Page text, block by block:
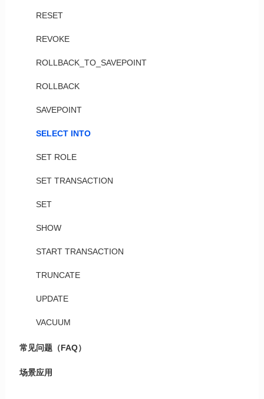
RESET
REVOKE
ROLLBACK_TO_SAVEPOINT
ROLLBACK
SAVEPOINT
SELECT INTO
SET ROLE
SET TRANSACTION
SET
SHOW
START TRANSACTION
TRUNCATE
UPDATE
VACUUM
常见问题（FAQ）
场景应用